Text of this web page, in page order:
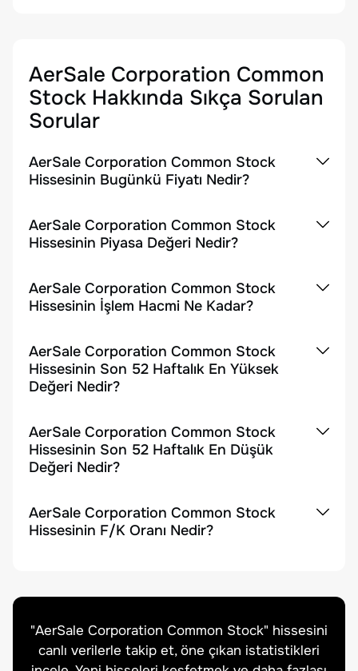
AerSale Corporation Common
Stock Hakkında Sıkça Sorulan
Sorular
AerSale Corporation Common Stock
Hissesinin Bugünkü Fiyatı Nedir?
AerSale Corporation Common Stock
Hissesinin Piyasa Değeri Nedir?
AerSale Corporation Common Stock
Hissesinin İşlem Hacmi Ne Kadar?
AerSale Corporation Common Stock
Hissesinin Son 52 Haftalık En Yüksek
Değeri Nedir?
AerSale Corporation Common Stock
Hissesinin Son 52 Haftalık En Düşük
Değeri Nedir?
AerSale Corporation Common Stock
Hissesinin F/K Oranı Nedir?
"AerSale Corporation Common Stock" hissesini
canlı verilerle takip et, öne çıkan istatistikleri